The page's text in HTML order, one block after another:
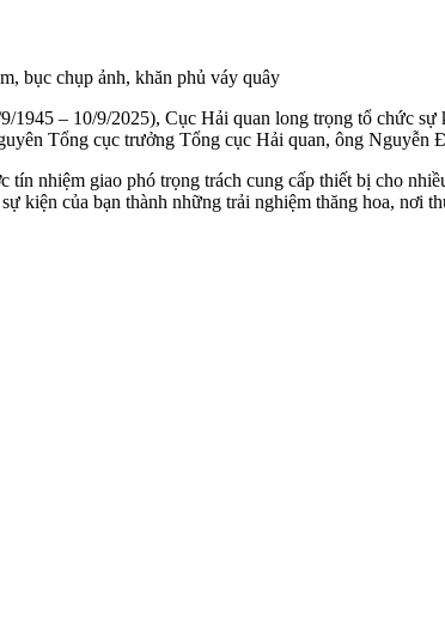
bục chụp ảnh, khăn phủ váy quây
1945 – 10/9/2025), Cục Hải quan long trọng tổ chức
Tổng cục trưởng Tổng cục Hải quan, ông
nhiệm giao phó trọng trách cung cấp thiết bị cho
kiện của bạn thành những trải nghiệm thăng hoa, nơi